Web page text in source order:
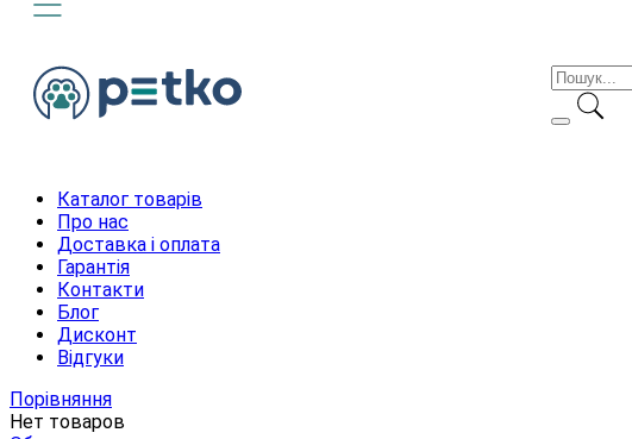
Каталог товарів
Про нас
Доставка і оплата
Гарантія
Контакти
Блог
Дисконт
Відгуки
Порівняння
Нет товаров